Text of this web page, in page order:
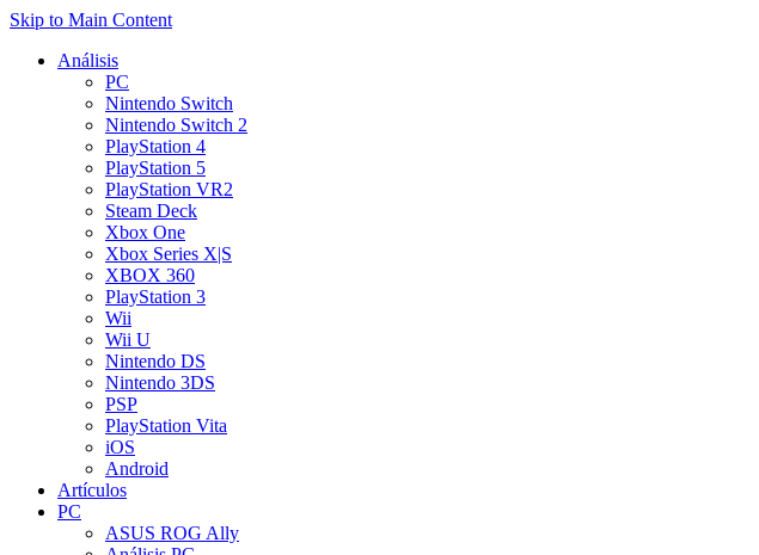
Skip to Main Content
Análisis
PC
Nintendo Switch
Nintendo Switch 2
PlayStation 4
PlayStation 5
PlayStation VR2
Steam Deck
Xbox One
Xbox Series X|S
XBOX 360
PlayStation 3
Wii
Wii U
Nintendo DS
Nintendo 3DS
PSP
PlayStation Vita
iOS
Android
Artículos
PC
ASUS ROG Ally